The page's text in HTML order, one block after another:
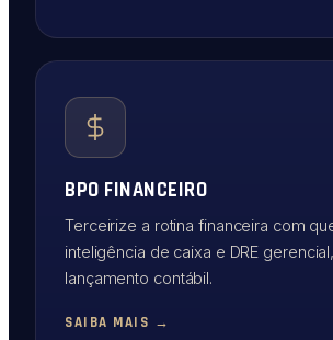
BPO FINANCEIRO
Terceirize a rotina financeira com
inteligência de caixa e DRE
lançamento contábil.
SAIBA MAIS →